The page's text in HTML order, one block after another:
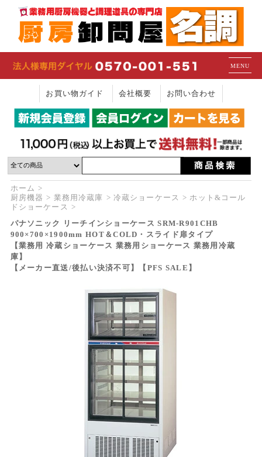
MENU
お買い物ガイド 会社概要 お問い合わせ
ホーム
厨房機器
業務用冷蔵庫 冷蔵ショーケース
ホット&コール
ドショーケース
パナソニック リーチインショーケース SRM-R901CHB
900×700×1900mm HOT＆COLD・スライド扉タイプ
【業務用 冷蔵ショーケース 業務用ショーケース 業務用冷蔵
庫】
【メーカー直送/後払い決済不可】【PFS SALE】